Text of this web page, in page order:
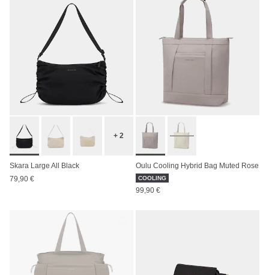
+ 2
Skara Large All Black
79,90 €
Oulu Cooling Hybrid Bag Muted Rose
COOLING
99,90 €